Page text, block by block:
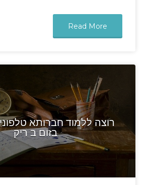
Read More
רוצה ללמוד חברותא
בזום ב ריק